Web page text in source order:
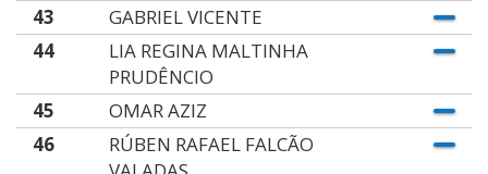
43
GABRIEL VICENTE
44
LIA REGINA MALTINHA
PRUDÊNCIO
45
OMAR AZIZ
46
RÚBEN RAFAEL FALCÃO